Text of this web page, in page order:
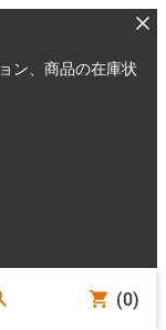
ン、商品の在庫状
(0)